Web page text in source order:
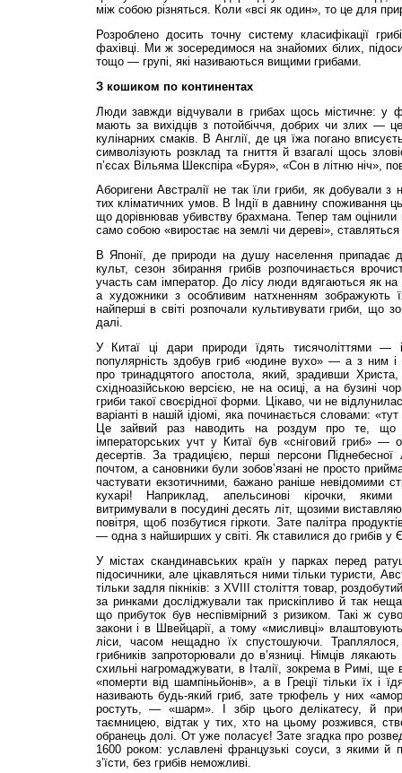
між собою різняться. Коли «всі як один», то це для
Розроблено досить точну систему класифікації
фахівці. Ми ж зосередимося на знайомих білих,
тощо — групі, які називаються вищими грибами.
З кошиком по континентах
Люди завжди відчували в грибах щось містичне: у
мають за вихідців з потойбіччя, добрих чи злих —
кулінарних смаків. В Англії, де ця їжа погано
символізують розклад та гниття й взагалі щось
п’єсах Вільяма Шекспіра «Буря», «Сон в літню ніч»,
Аборигени Австралії не так їли гриби, як добували з
тих кліматичних умов. В Індії в давнину споживання
що дорівнював убивству брахмана. Тепер там
само собою «виростає на землі чи дереві»,
В Японії, де природи на душу населення
культ, сезон збирання грибів розпочинається
участь сам імператор. До лісу люди вдягаються як на
а художники з особливим натхненням зображують
найперші в світі розпочали культивувати гриби, що
далі.
У Китаї ці дари природи їдять тисячоліттями —
популярність здобув гриб «юдине вухо» — а з ним і
про тринадцятого апостола, який, зрадивши
східноазійською версією, не на осиці, а на бузині
гриби такої своєрідної форми. Цікаво, чи не
варіанті в нашій ідіомі, яка починається словами:
Це зайвий раз наводить на роздум про те, що
імператорських учт у Китаї був «сніговий гриб» —
десертів. За традицією, перші персони
почтом, а сановники були зобов’язані не просто
частувати екзотичними, бажано раніше невідомими
кухарі! Наприклад, апельсинові кірочки,
витримували в посудині десять літ, щозими
повітря, щоб позбутися гіркоти. Зате палітра
— одна з найширших у світі. Як ставилися до грибів у
У містах скандинавських країн у парках перед
підосичники, але цікавляться ними тільки туристи,
тільки задля пікніків: з ХVІІІ століття товар,
за ринками досліджували так прискіпливо й так
що прибуток був неспівмірний з ризиком. Такі ж
закони і в Швейцарії, а тому «мисливці» влаштовують
ліси, часом нещадно їх спустошуючи.
грибників запроторювали до в’язниці. Німців
схильні нагромаджувати, в Італії, зокрема в Римі, ще
«померти від шампіньйонів», а в Греції тільки їх і
називають будь-який гриб, зате трюфель у них
ростуть, — «шарм». І збір цього делікатесу, й
таємницею, відтак у тих, хто на цьому розжився,
обранець долі. От уже поласує! Зате згадка про
1600 роком: уславлені французькі соуси, з якими й
з’їсти, без грибів неможливі.